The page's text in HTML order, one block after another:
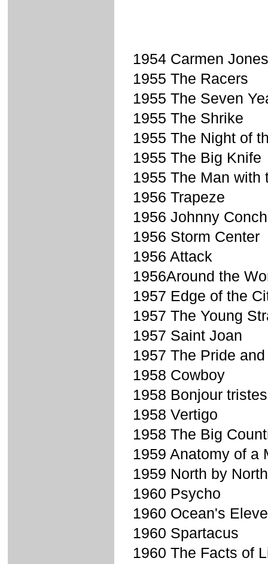
1954 Carmen Jones
1955 The Racers
1955 The Seven
1955 The Shrike
1955 The Night of
1955 The Big Knife
1955 The Man with
1956 Trapeze
1956 Johnny
1956 Storm Center
1956 Attack
1956Around the
1957 Edge of the
1957 The Young
1957 Saint Joan
1957 The Pride
1958 Cowboy
1958 Bonjour
1958 Vertigo
1958 The Big
1959 Anatomy of a
1959 North by
1960 Psycho
1960 Ocean's
1960 Spartacus
1960 The Facts of